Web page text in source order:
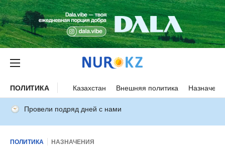
ПОЛИТИКА Казахстан Внешняя политика
Провели подряд дней с нами
ПОЛИТИКА НАЗНАЧЕНИЯ